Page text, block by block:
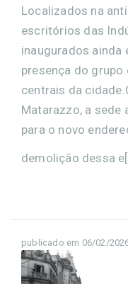
Localizados na
escritórios das
inaugurados ainda
presença do grupo
centrais da
Matarazzo, a
para o novo
demolição dessa
publicado em 06/02/